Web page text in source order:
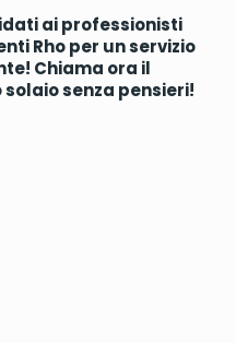
ai professionisti
Rho per un servizio
Chiama ora il
senza pensieri!